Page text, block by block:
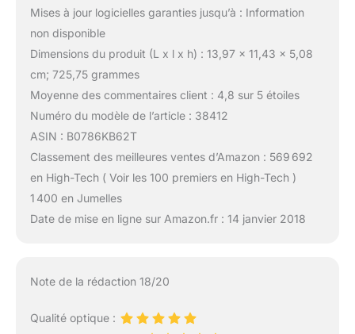
Mises à jour logicielles garanties jusqu’à : Information
non disponible
Dimensions du produit (L x l x h) : 13,97 x 11,43 x 5,08
cm; 725,75 grammes
Moyenne des commentaires client : 4,8 sur 5 étoiles
Numéro du modèle de l’article : 38412
ASIN : B0786KB62T
Classement des meilleures ventes d’Amazon : 569 692
en High-Tech ( Voir les 100 premiers en High-Tech )
1 400 en Jumelles
Date de mise en ligne sur Amazon.fr : 14 janvier 2018
Note de la rédaction 18/20
Qualité optique :